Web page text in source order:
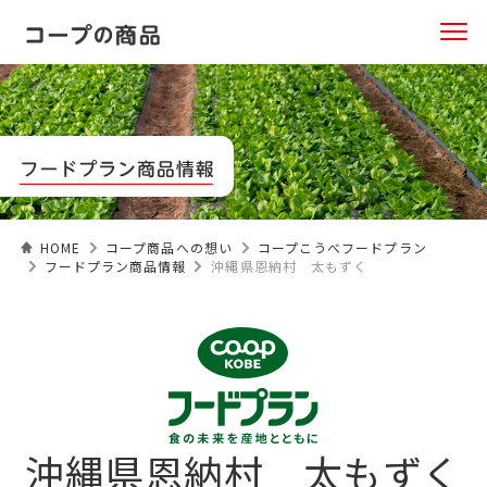
HOME コープ商品への想い
コープこうべフードプラン
フードプラン商品情報
沖縄県恩納村 太もずく
沖縄県恩納村 太もずく